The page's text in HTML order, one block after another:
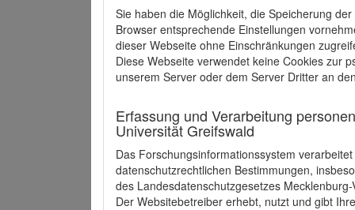
Sie haben die Möglichkeit, die Speicherung
Browser entsprechende Einstellungen
dieser Webseite ohne Einschränkungen
Diese Webseite verwendet keine Cookies zur
unserem Server oder dem Server Dritter an
Erfassung und Verarbeitung
Universität Greifswald
Das Forschungsinformationssystem
datenschutzrechtlichen Bestimmungen,
des Landesdatenschutzgesetzes
Der Websitebetreiber erhebt, nutzt und gibt